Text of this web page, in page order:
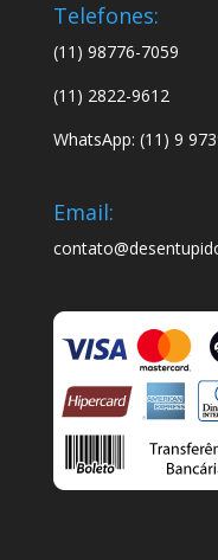
Telefones:
(11) 98776-7059
(11) 2822-9612
WhatsApp: (11) 9
Email: